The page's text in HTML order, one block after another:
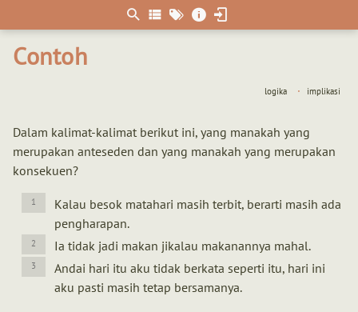
Contoh
logika implikasi
Dalam kalimat-kalimat berikut ini, yang manakah yang
merupakan anteseden dan yang manakah yang merupakan
konsekuen?
Kalau besok matahari masih terbit, berarti masih ada
pengharapan.
Ia tidak jadi makan jikalau makanannya mahal.
Andai hari itu aku tidak berkata seperti itu, hari ini
aku pasti masih tetap bersamanya.
matematis